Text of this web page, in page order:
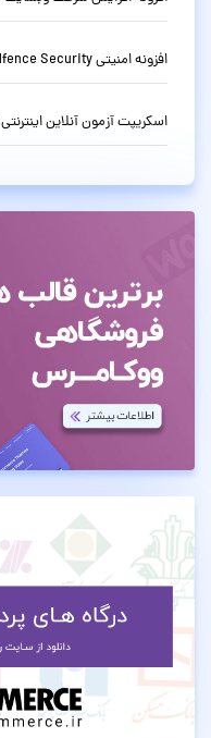
افزونه امنیتی Wordfence Security وردپرس نسخه 8.1.4
اسکریپت آزمون آنلاین اینترنتی ProQuiz نسخه 2.0.2